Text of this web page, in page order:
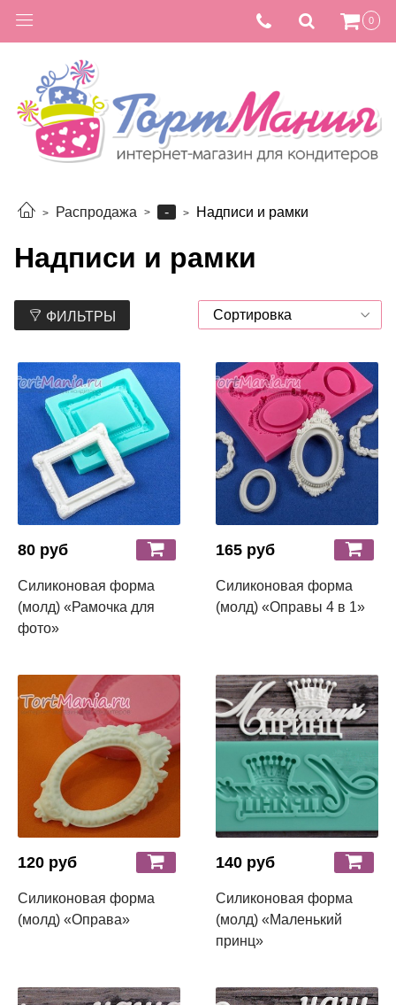
0
Распродажа - Надписи и рамки
Надписи и рамки
ФИЛЬТРЫ
80 руб
Силиконовая форма
(молд) «Рамочка для
фото»
165 руб
Силиконовая форма
(молд) «Оправы 4 в 1»
120 руб
Силиконовая форма
(молд) «Оправа»
140 руб
Силиконовая форма
(молд) «Маленький
принц»